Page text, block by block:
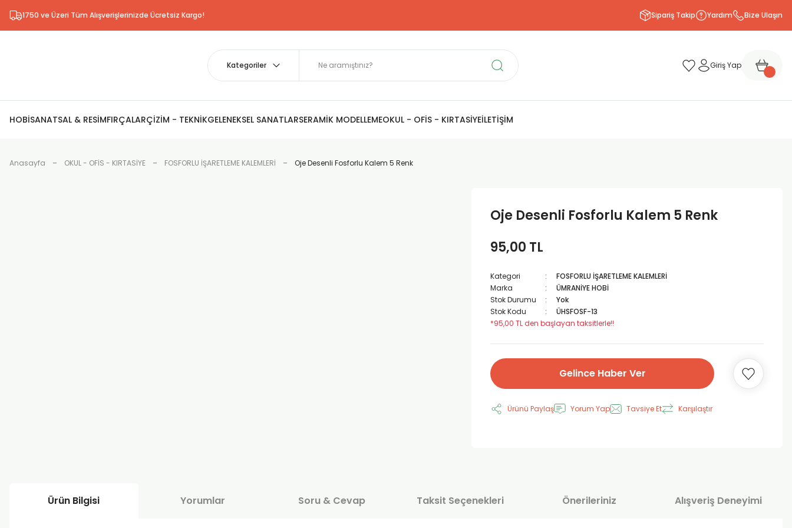
1750 ve Üzeri Tüm Alışverişlerinizde Ücretsiz Kargo! Sipariş Takip Yardım Bize Ulaşın
Giriş Yap
HOBİSANATSAL & RESİMFIRÇALARÇİZİM - TEKNİKGELENEKSEL SANATLARSERAMİK MODELLEMEOKUL - OFİS - KIRTASİYEİLETİŞİM
Anasayfa OKUL - OFİS - KIRTASİYE FOSFORLU İŞARETLEME KALEMLERİ Oje Desenli Fosforlu Kalem 5 Renk
Oje Desenli Fosforlu Kalem 5 Renk
95,00 TL
Kategori
FOSFORLU İŞARETLEME KALEMLERİ
Marka
ÜMRANİYE HOBİ
Stok Durumu
Yok
Stok Kodu
ÜHSFOSF-13
*95,00 TL den başlayan taksitlerle!!
Gelince Haber Ver
Ürünü Paylaş Yorum Yap Tavsiye Et Karşılaştır
Ürün Bilgisi Yorumlar Soru & Cevap Taksit Seçenekleri Önerileriniz Alışveriş Deneyimi